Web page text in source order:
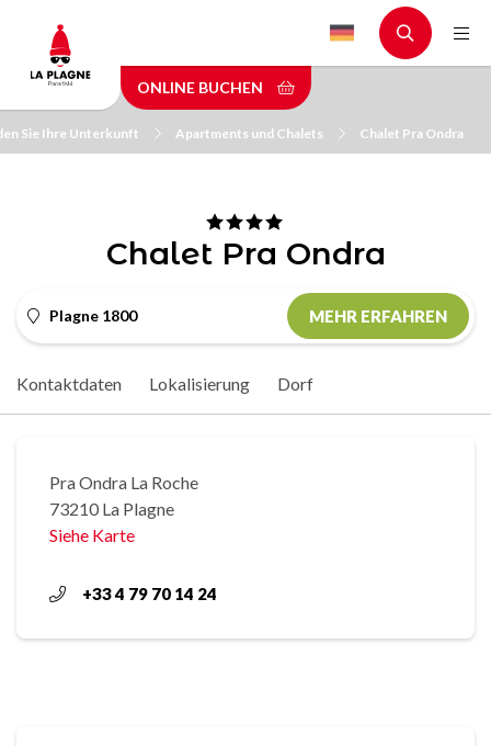
main
content
ONLINE BUCHEN
Sie Ihre Unterkunft Apartments und Chalets Chalet Pra Ondra
Chalet Pra Ondra
Plagne 1800 MEHR ERFAHREN
Kontaktdaten Lokalisierung Dorf
Pra Ondra La Roche
73210 La Plagne
Siehe Karte
+33 4 79 70 14 24